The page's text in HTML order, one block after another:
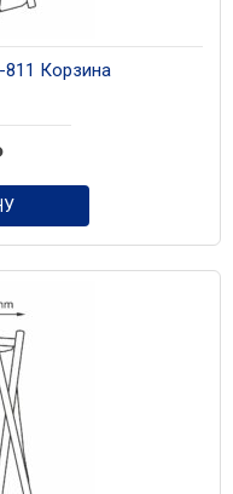
Корзина